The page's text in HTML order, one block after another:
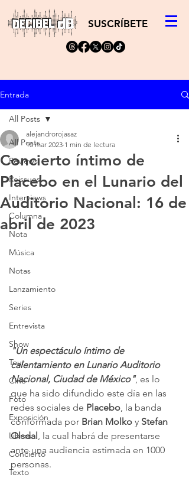
SUSCRÍBETE
Entrada
All Posts
Reviews
Reissues
Interviews
Columna
Nota
Música
Notas
Lanzamiento
Series
Entrevista
Show
Tour
Cine
Foto
Exposición
Libros
Concierto
Texto
All Posts
Concierto íntimo de
Placebo en el Lunario del
Auditorio Nacional: 16 de
abril de 2023
alejandrorojasaz
10 mar 2023 1 min de lectura
"Un espectáculo íntimo de
calentamiento en Lunario Auditorio
Nacional, Ciudad de México", es lo
que ha sido difundido este día en las
redes sociales de Placebo , la banda
conformada por Brian Molko y Stefan
Olsdal , la cual habrá de presentarse
ante una audiencia estimada en 1000
personas.